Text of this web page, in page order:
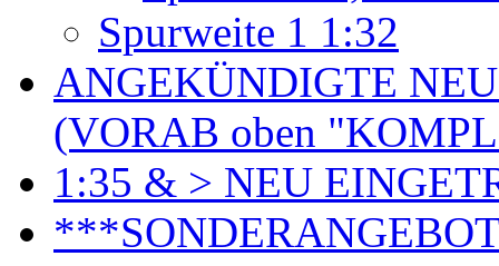
Spurweite 1 1:32
ANGEKÜNDIGTE
(VORAB oben
1:35 & > NEU